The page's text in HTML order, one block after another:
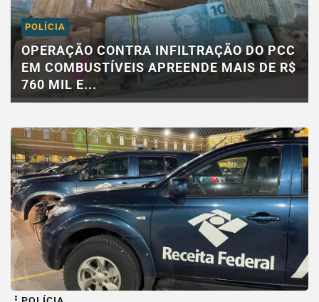
POLÍCIA
OPERAÇÃO CONTRA INFILTRAÇÃO DO PCC
EM COMBUSTÍVEIS APREENDE MAIS DE R$
760 MIL E...